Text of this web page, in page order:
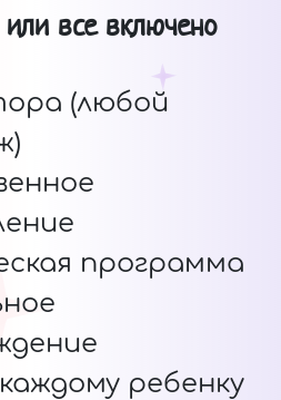
все включено
(любой
программа
ребенку